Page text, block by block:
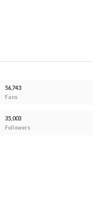
56,743
Fans
35,003
Followers